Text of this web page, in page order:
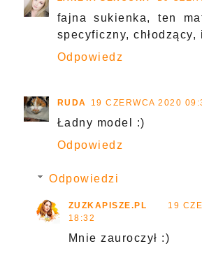
fajna sukienka, ten
specyficzny,
Odpowiedz
RUDA 19 CZERWCA 2020
Ładny model :)
Odpowiedz
Odpowiedzi
ZUZKAPISZE.PL
19
18:32
Mnie zauroczył :)